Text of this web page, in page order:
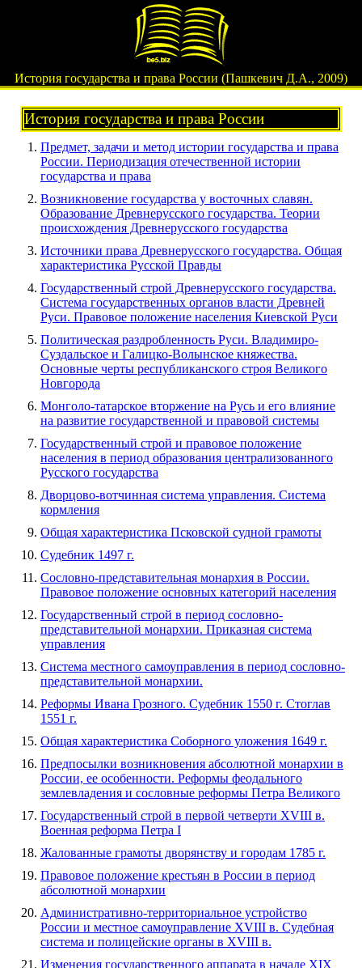
История государства и права России (Пашкевич Д.А., 2009)
История государства и права России
Предмет, задачи и метод истории государства и права
России. Периодизация отечественной истории
государства и права
Возникновение государства у восточных славян.
Образование Древнерусского государства. Теории
происхождения Древнерусского государства
Источники права Древнерусского государства. Общая
характеристика Русской Правды
Государственный строй Древнерусского государства.
Система государственных органов власти Древней
Руси. Правовое положение населения Киевской Руси
Политическая раздробленность Руси. Владимиро-
Суздальское и Галицко-Волынское княжества.
Основные черты республиканского строя Великого
Новгорода
Монголо-татарское вторжение на Русь и его влияние
на развитие государственной и правовой системы
Государственный строй и правовое положение
населения в период образования централизованного
Русского государства
Дворцово-вотчинная система управления. Система
кормления
Общая характеристика Псковской судной грамоты
Судебник 1497 г.
Сословно-представительная монархия в России.
Правовое положение основных категорий населения
Государственный строй в период сословно-
представительной монархии. Приказная система
управления
Система местного самоуправления в период сословно-
представительной монархии.
Реформы Ивана Грозного. Судебник 1550 г. Стоглав
1551 г.
Общая характеристика Соборного уложения 1649 г.
Предпосылки возникновения абсолютной монархии в
России, ее особенности. Реформы феодального
землевладения и сословные реформы Петра Великого
Государственный строй в первой четверти XVIII в.
Военная реформа Петра I
Жалованные грамоты дворянству и городам 1785 г.
Правовое положение крестьян в России в период
абсолютной монархии
Административно-территориальное устройство
России и местное самоуправление XVIII в. Судебная
система и полицейские органы в XVIII в.
Изменения государственного аппарата в начале XIX